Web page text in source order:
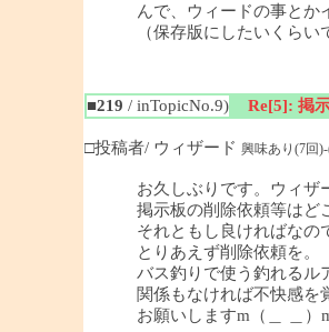
んで、ウィードの事と
（保存版にしたいくら
■219 / inTopicNo.9)
Re[5]: 掲
□投稿者/ ウィザード 興味あり(7回)-
お久しぶりです。ウィザ
掲示板の削除依頼等はど
それともし良ければなの
とりあえず削除依頼を。
バス釣りで使う釣れるル
関係もなければ不快感を
お願いしますm（＿ ＿）